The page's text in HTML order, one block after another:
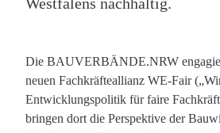
Die BAUVERBÄNDE.NRW
neuen Fachkräfteallianz WE-Fair
Entwicklungspolitik für faire
bringen dort die Perspektive der